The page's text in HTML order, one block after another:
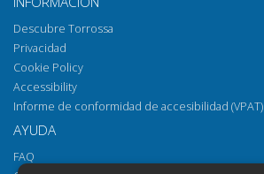
Descubre Torrossa
Privacidad
Cookie Policy
Accessibility
Informe de conformidad de accesibilidad (VPAT)
AYUDA
FAQ